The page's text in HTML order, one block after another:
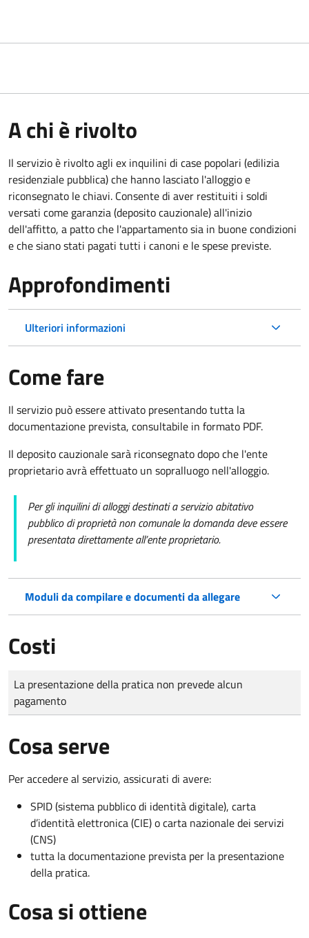
A chi è rivolto
Il servizio è rivolto agli ex inquilini di case popolari (edilizia
residenziale pubblica) che hanno lasciato l'alloggio e
riconsegnato le chiavi. Consente di aver restituiti i soldi
versati come garanzia (deposito cauzionale) all'inizio
dell'affitto, a patto che l'appartamento sia in buone condizioni
e che siano stati pagati tutti i canoni e le spese previste.
Approfondimenti
Ulteriori informazioni
Come fare
Il servizio può essere attivato presentando tutta la
documentazione prevista, consultabile in formato PDF.
Il deposito cauzionale sarà riconsegnato dopo che l'ente
proprietario avrà effettuato un sopralluogo nell'alloggio.
Per gli inquilini di alloggi destinati a servizio abitativo
pubblico di proprietà non comunale la domanda deve essere
presentata direttamente all’ente proprietario.
Moduli da compilare e documenti da allegare
Costi
Tipo di pagamento
Importo
La presentazione della pratica non prevede alcun
pagamento
Cosa serve
Per accedere al servizio, assicurati di avere:
SPID (sistema pubblico di identità digitale), carta
d’identità elettronica (CIE) o carta nazionale dei servizi
(CNS)
tutta la documentazione prevista per la presentazione
della pratica.
Cosa si ottiene